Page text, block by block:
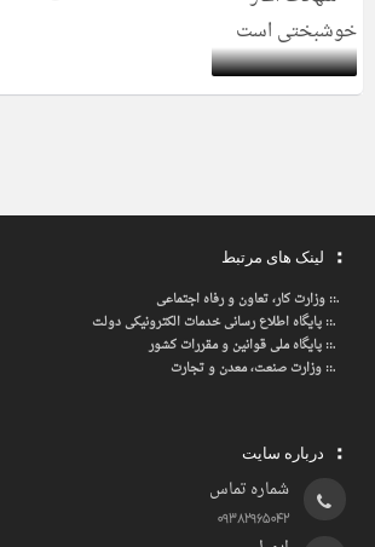
لینک های مرتبط
.::وزارت کار، تعاون و رفاه اجتماعی
.::پایگاه اطلاع رسانی خدمات الکترونیکی دولت
.::پایگاه ملی قوانین و مقررات کشور
.:: وزارت صنعت، معدن و تجارت
درباره سایت
شماره تماس
09382965042